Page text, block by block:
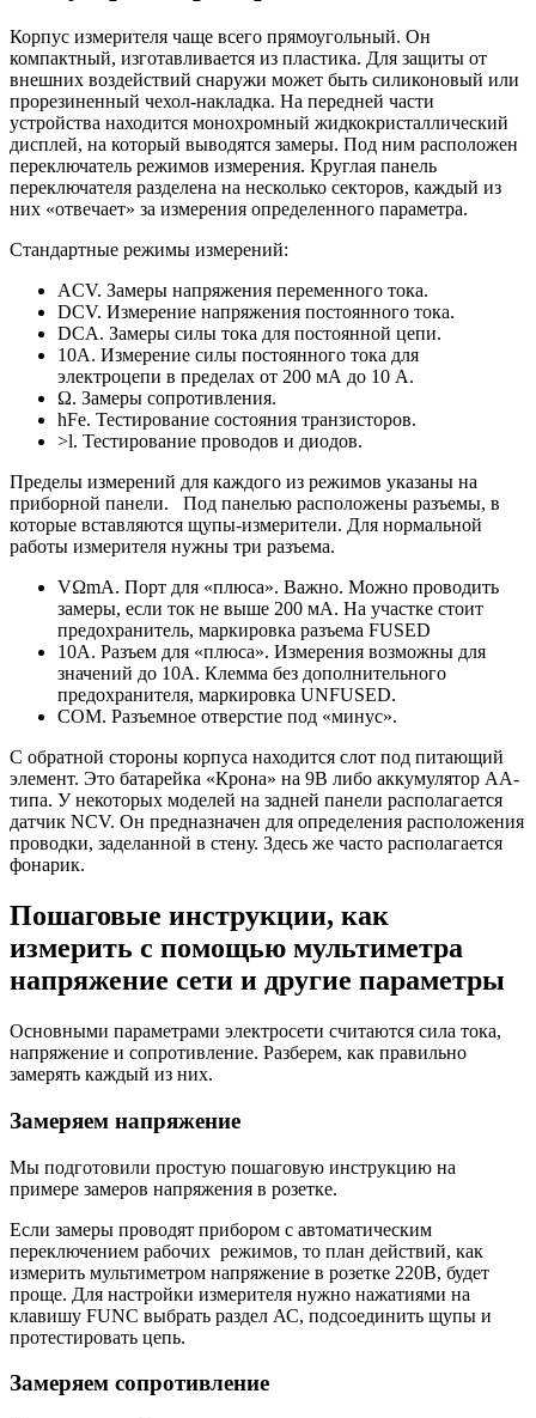
Корпус измерителя чаще всего прямоугольный. Он
компактный, изготавливается из пластика. Для защиты от
внешних воздействий снаружи может быть силиконовый или
прорезиненный чехол-накладка. На передней части
устройства находится монохромный жидкокристаллический
дисплей, на который выводятся замеры. Под ним расположен
переключатель режимов измерения. Круглая панель
переключателя разделена на несколько секторов, каждый из
них «отвечает» за измерения определенного параметра.
Стандартные режимы измерений:
ACV. Замеры напряжения переменного тока.
DCV. Измерение напряжения постоянного тока.
DCA. Замеры силы тока для постоянной цепи.
10А. Измерение силы постоянного тока для
электроцепи в пределах от 200 мА до 10 А.
Ω. Замеры сопротивления.
hFe. Тестирование состояния транзисторов.
>l. Тестирование проводов и диодов.
Пределы измерений для каждого из режимов указаны на
приборной панели. Под панелью расположены разъемы, в
которые вставляются щупы-измерители. Для нормальной
работы измерителя нужны три разъема.
VΩmA. Порт для «плюса». Важно. Можно проводить
замеры, если ток не выше 200 мА. На участке стоит
предохранитель, маркировка разъема FUSED
10A. Разъем для «плюса». Измерения возможны для
значений до 10А. Клемма без дополнительного
предохранителя, маркировка UNFUSED.
COM. Разъемное отверстие под «минус».
С обратной стороны корпуса находится слот под питающий
элемент. Это батарейка «Крона» на 9В либо аккумулятор АА-
типа. У некоторых моделей на задней панели располагается
датчик NCV. Он предназначен для определения расположения
проводки, заделанной в стену. Здесь же часто располагается
фонарик.
Пошаговые инструкции, как
измерить с помощью мультиметра
напряжение сети и другие параметры
Основными параметрами электросети считаются сила тока,
напряжение и сопротивление. Разберем, как правильно
замерять каждый из них.
Замеряем напряжение
Мы подготовили простую пошаговую инструкцию на
примере замеров напряжения в розетке.
Если замеры проводят прибором с автоматическим
переключением рабочих режимов, то план действий, как
измерить мультиметром напряжение в розетке 220В, будет
проще. Для настройки измерителя нужно нажатиями на
клавишу FUNC выбрать раздел АС, подсоединить щупы и
протестировать цепь.
Замеряем сопротивление